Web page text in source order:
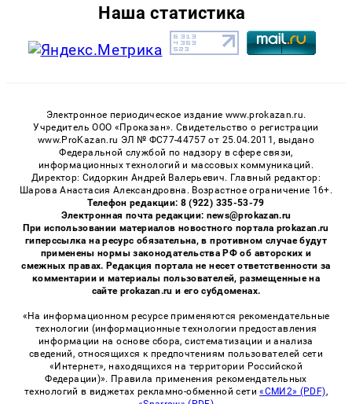
Наша статистика
Электронное периодическое издание www.prokazan.ru.
Учредитель ООО «Проказан». Cвидетельство о регистрации
www.ProKazan.ru ЭЛ № ФС77-44757 от 25.04.2011, выдано
Федеральной службой по надзору в сфере связи,
информационных технологий и массовых коммуникаций.
Директор: Сидоркин Андрей Валерьевич. Главный редактор:
Шарова Анастасия Александровна. Возрастное ограничение 16+.
Телефон редакции: 8 (922) 335-53-79
Электронная почта редакции: news@prokazan.ru
При использовании материалов новостного портала prokazan.ru
гиперссылка на ресурс обязательна, в противном случае будут
применены нормы законодательства РФ об авторских и
смежных правах. Редакция портала не несет ответственности за
комментарии и материалы пользователей, размещенные на
сайте prokazan.ru и его субдоменах.
«На информационном ресурсе применяются рекомендательные
технологии (информационные технологии предоставления
информации на основе сбора, систематизации и анализа
сведений, относящихся к предпочтениям пользователей сети
«Интернет», находящихся на территории Российской
Федерации)». Правила применения рекомендательных
технологий в виджетах рекламно-обменной сети«СМИ2» (PDF),